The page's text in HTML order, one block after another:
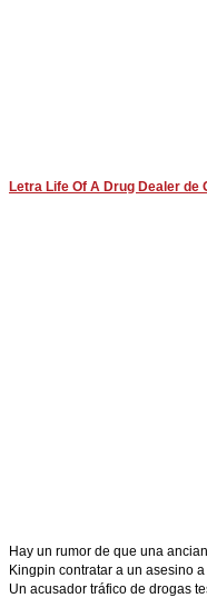
Letra Life Of A Drug Dealer
Hay un rumor de que una
Kingpin contratar a un asesino
Un acusador tráfico de drogas